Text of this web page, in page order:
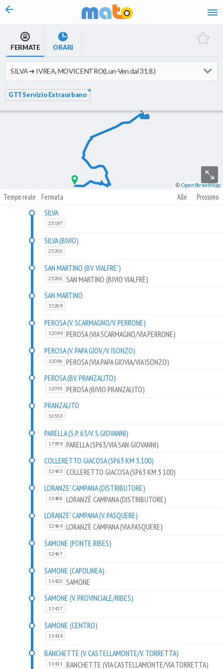
vai al contenuto
FERMATE ORARI
GTT Servizio Extraurbano
© OpenStreetMap
Tempo reale Fermata Alle Prossimo
SILVA
25197
SILVA (BIVIO)
25200
SAN MARTINO (BV. VIALFRE')
25206
SAN MARTINO (BIVIO VIALFRÈ)
SAN MARTINO
15209
PEROSA (V. SCARMAGNO/V. PERRONE)
12099
PEROSA (VIA SCARMAGNO/VIA PERRONE)
PEROSA (V. PAPA GIOV./V. ISONZO)
12096
PEROSA (VIA PAPA GIOVIA/VIA ISONZO)
PEROSA (BV. PRANZALITO)
12093
PEROSA (BIVIO PRANZALITO)
PRANZALITO
16553
PARELLA (S.P. 63/V. S.GIOVANNI)
17959
PARELLA (SP63/VIA SAN GIOVANNI)
COLLERETTO GIACOSA (SP63 KM 3,100)
12463
COLLERETTO GIACOSA (SP63 KM 3 100)
LORANZE' CAMPANA (DISTRIBUTORE)
13488
LORANZÈ CAMPANA (DISTRIBUTORE)
LORANZE' CAMPANA (V. PASQUERE)
12464
LORANZÈ CAMPANA (VIA PASQUERE)
SAMONE (PONTE RIBES)
12467
SAMONE (CAPOLINEA)
11420
SAMONE
SAMONE (V. PROVINCIALE/RIBES)
11417
SAMONE (CENTRO)
11414
BANCHETTE (V. CASTELLAMONTE/V. TORRETTA)
11411 BANCHETTE (VIA CASTELLAMONTE/VIA TORRETTA)